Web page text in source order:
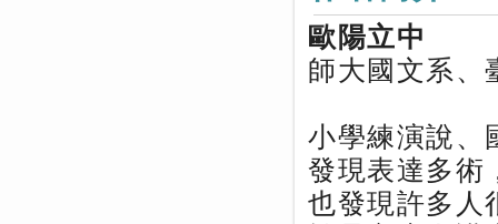
歐陽立中
師大國文系、
小學練演說、
發現表達多術
也發現許多人